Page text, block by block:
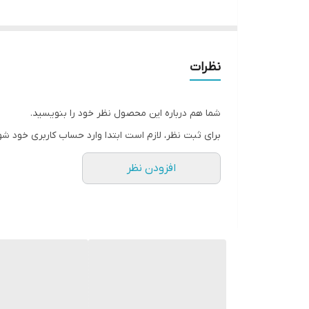
نظرات
شما هم درباره این محصول نظر خود را بنویسید.
برای ثبت نظر، لازم است ابتدا وارد حساب کاربری خود
افزودن نظر